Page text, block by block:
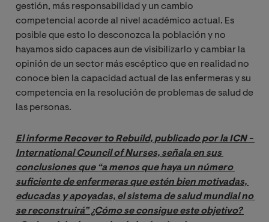
gestión, más responsabilidad y un cambio
competencial acorde al nivel académico actual. Es
posible que esto lo desconozca la población y no
hayamos sido capaces aun de visibilizarlo y cambiar la
opinión de un sector más escéptico que en realidad no
conoce bien la capacidad actual de las enfermeras y su
competencia en la resolución de problemas de salud de
las personas.
El informe Recover to Rebuild, publicado por la ICN -
International Council of Nurses, señala en sus
conclusiones que “a menos que haya un número
suficiente de enfermeras que estén bien motivadas,
educadas y apoyadas, el sistema de salud mundial no
se reconstruirá” ¿Cómo se consigue este objetivo?